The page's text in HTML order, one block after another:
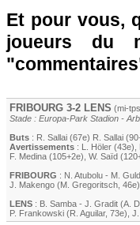
Et pour vous,
joueurs du
FRIBOURG 3-2 LENS (mi-
Stade : Europa-Park Stadion -
Buts : R. Sallai (67e) R. Sallai
Avertissements : L. Höler (43e)
F. Medina (105+2e) W. Saïd
FRIBOURG : N. Atubolu - M.
J. Makengo (M. Gregoritsch , 46e)
LENS : B. Samba - J. Gradit (A.
P. Frankowski (R. Aguilar, 73e)